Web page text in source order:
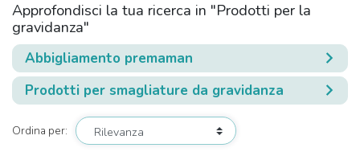
Approfondisci la tua ricerca in "Prodotti per la
gravidanza"
Abbigliamento premaman
Prodotti per smagliature da gravidanza
Ordina per: